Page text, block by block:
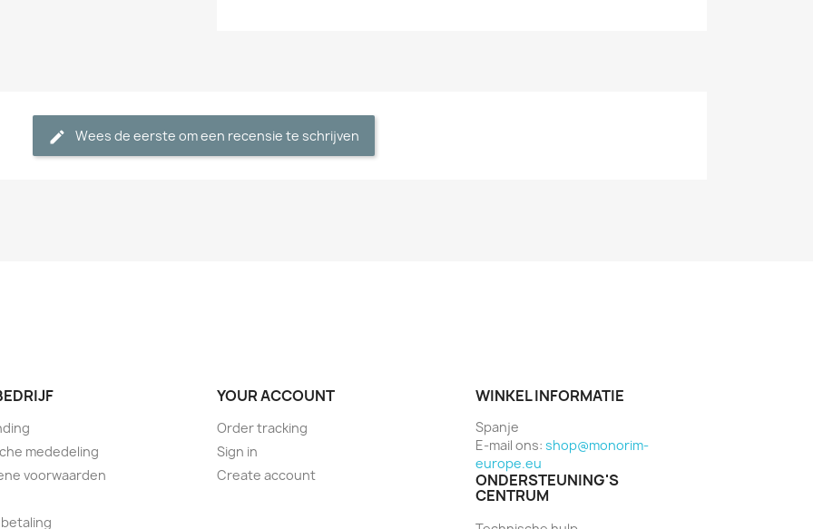
Wees de eerste om een recensie te schrijven
mededeling
voorwaarden
YOUR ACCOUNT
Order tracking
Sign in
Create account
WINKEL INFORMATIE
Spanje
E-mail ons: shop@monorim-
europe.eu
ONDERSTEUNING'S
CENTRUM